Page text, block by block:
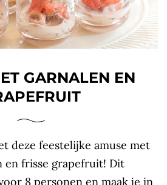
GARNALEN EN
deze feestelijke amuse met
en frisse grapefruit! Dit
8 personen en maak je in